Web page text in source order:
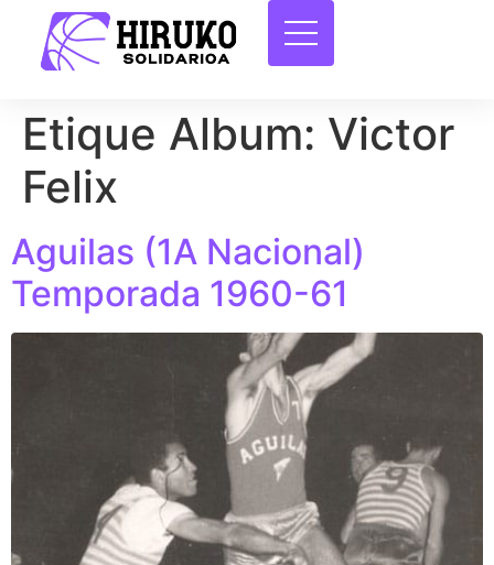
Etique Album: Victor
Felix
Aguilas (1A Nacional)
Temporada 1960-61